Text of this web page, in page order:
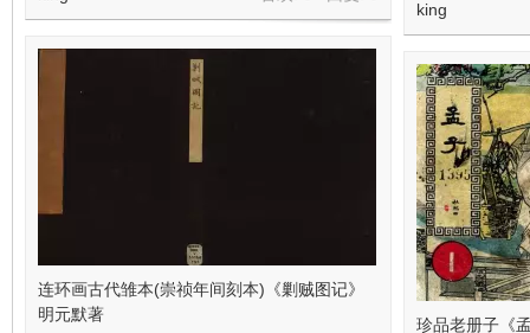
king
连环画古代雏本(崇祯年间刻本)《剿贼图记》
明元默著
珍品老册子《